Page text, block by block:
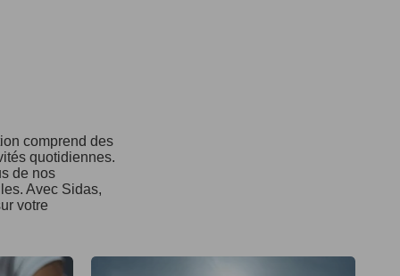
comprend des
quotidiennes.
de nos
Avec Sidas,
votre